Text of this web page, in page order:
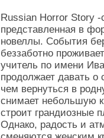
Russian Horror Story -
представленная в
новеллы. События
беззаботно
учитель по имени
продолжает давать
чем вернуться в
снимает небольшую
строит грандиозные
Однако, радость и